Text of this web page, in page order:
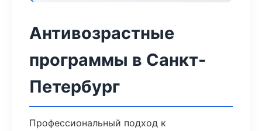
Антивозрастные
программы в Санкт-
Петербург
Профессиональный подход к